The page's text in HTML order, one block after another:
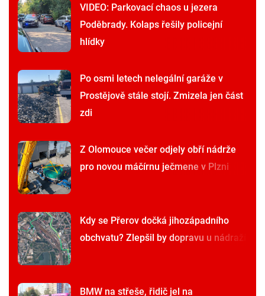
VIDEO: Parkovací chaos u jezera
Poděbrady. Kolaps řešily policejní
hlídky
Po osmi letech nelegální garáže v
Prostějově stále stojí. Zmizela jen část
zdi
Z Olomouce večer odjely obří nádrže
pro novou máčírnu ječmene v Plzni
Kdy se Přerov dočká jihozápadního
obchvatu? Zlepšil by dopravu u nádraží
BMW na střeše, řidič jel na